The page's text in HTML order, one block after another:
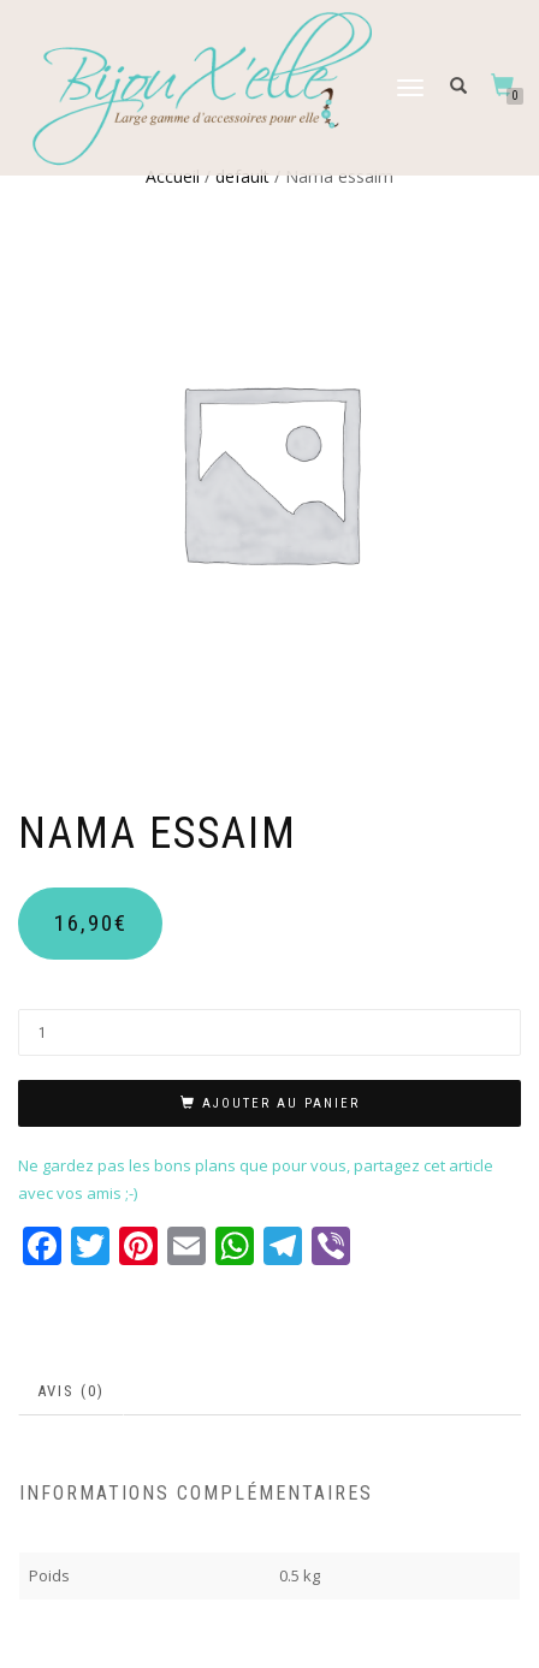
DÉPLIER
0
Accueil/default/ Nama essaim
NAMA ESSAIM
16,90€
AJOUTER AU PANIER
Ne gardez pas les bons plans que pour vous, partagez cet article
avec vos amis ;-)
Facebook
Twitter
Pinterest
EmailWhatsApp
Telegram
AVIS (0)
INFORMATIONS COMPLÉMENTAIRES
Poids 0.5 kg